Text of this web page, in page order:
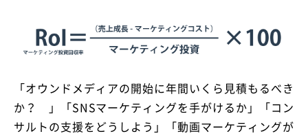
「オウンドメディアの開始に年間いくら見積もるべき
か？ 」「SNSマーケティングを手がけるか」「コン
サルトの支援をどうしよう」「動画マーケティングが